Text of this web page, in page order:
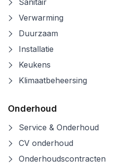
Sanitair
Verwarming
Duurzaam
Installatie
Keukens
Klimaatbeheersing
Onderhoud
Service & Onderhoud
CV onderhoud
Onderhoudscontracten